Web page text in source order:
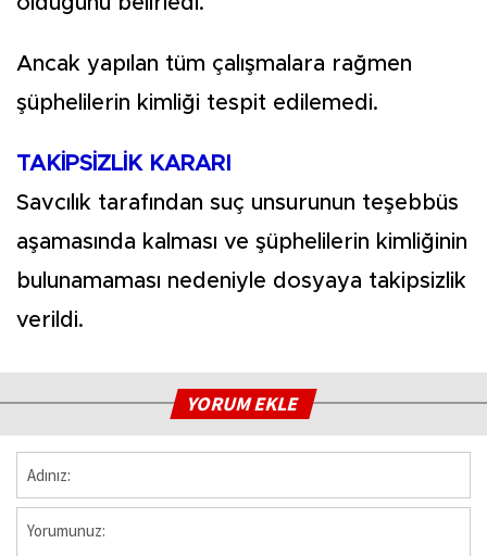
Ancak yapılan tüm çalışmalara rağmen
şüphelilerin kimliği tespit edilemedi.
TAKİPSİZLİK KARARI
Savcılık tarafından suç unsurunun teşebbüs
aşamasında kalması ve şüphelilerin kimliğinin
bulunamaması nedeniyle dosyaya takipsizlik
verildi.
YORUM EKLE